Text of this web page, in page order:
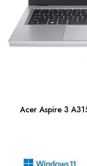
Acer Aspire 3